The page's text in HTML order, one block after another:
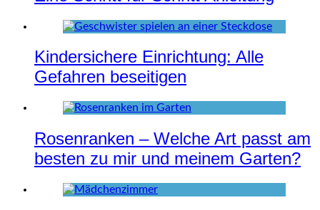
Kindersichere Einrichtung: Alle
Gefahren beseitigen
Rosenranken – Welche Art passt am
besten zu mir und meinem Garten?